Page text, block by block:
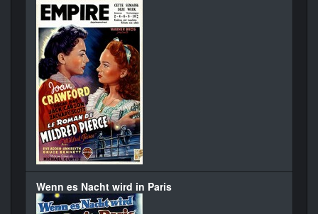
Wenn es Nacht wird in Paris